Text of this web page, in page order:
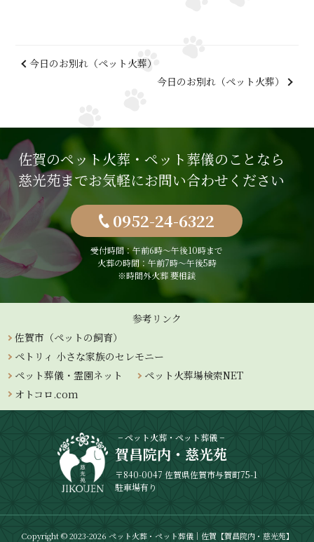
今日のお別れ（ペット火葬）
今日のお別れ（ペット火葬）
佐賀のペット火葬・ペット葬儀のことなら
慈光苑までお気軽にお問い合わせください
0952-24-6322
受付時間：午前6時〜午後10時まで
火葬の時間：午前7時～午後5時
※時間外火葬 要相談
参考リンク
佐賀市（ペットの飼育）
ペトリィ 小さな家族のセレモニー
ペット葬儀・霊園ネット
ペット火葬場検索NET
オトコロ.com
− ペット火葬・ペット葬儀 −
賀昌院内・慈光苑
〒840-0047 佐賀県佐賀市与賀町75-1
駐車場有り
Copyright © 2023-2026 ペット火葬・ペット葬儀｜佐賀【賀昌院内・慈光苑】